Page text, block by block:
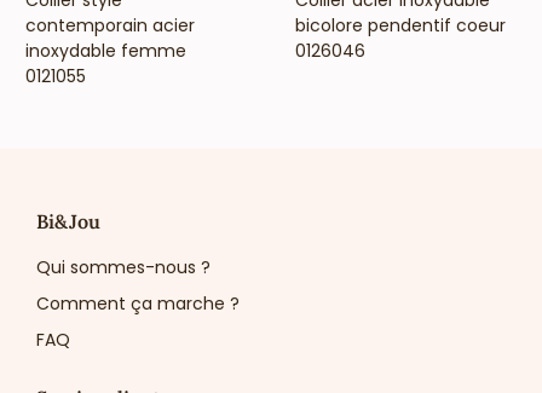
contemporain acier
inoxydable femme
0121055
bicolore pendentif coeur
0126046
Bi&Jou
Qui sommes-nous ?
Comment ça marche ?
FAQ